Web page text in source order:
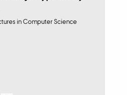
in Computer Science